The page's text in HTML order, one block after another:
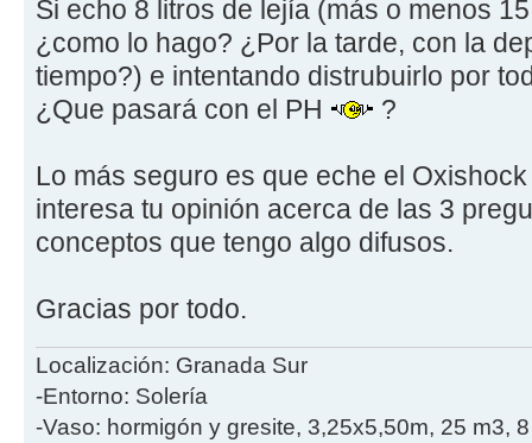
Si echo 8 litros de lejía (más o menos
¿como lo hago? ¿Por la tarde, con la
tiempo?) e intentando distrubuirlo por
¿Que pasará con el PH
?
Lo más seguro es que eche el
interesa tu opinión acerca de las 3
conceptos que tengo algo difusos.
Gracias por todo.
Localización: Granada Sur
-Entorno: Solería
-Vaso: hormigón y gresite, 3,25x5,50m, 25 m3,